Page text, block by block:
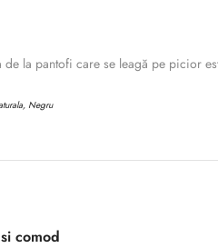
la pantofi care se leagă pe picior
Negru
comod